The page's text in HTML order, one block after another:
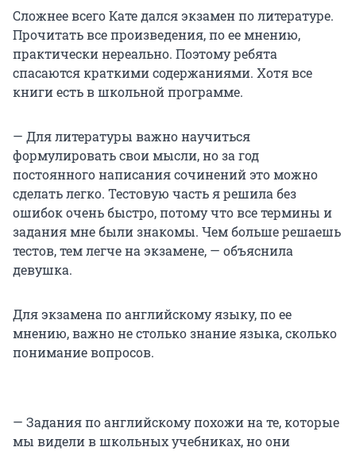
Сложнее всего Кате дался экзамен по литературе.
Прочитать все произведения, по ее мнению,
практически нереально. Поэтому ребята
спасаются краткими содержаниями. Хотя все
книги есть в школьной программе.
— Для литературы важно научиться
формулировать свои мысли, но за год
постоянного написания сочинений это можно
сделать легко. Тестовую часть я решила без
ошибок очень быстро, потому что все термины и
задания мне были знакомы. Чем больше решаешь
тестов, тем легче на экзамене, — объяснила
девушка.
Для экзамена по английскому языку, по ее
мнению, важно не столько знание языка, сколько
понимание вопросов.
— Задания по английскому похожи на те, которые
мы видели в школьных учебниках, но они